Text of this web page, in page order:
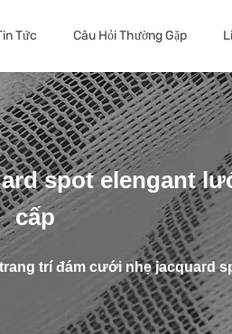
Tức Câu Hỏi Thường Gặp
spot elengant
cấp
trí đám cưới nhẹ jacquard